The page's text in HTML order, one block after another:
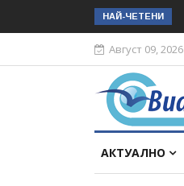
НАЙ-ЧЕТЕНИ
Август 09, 2026
АКТУАЛНО